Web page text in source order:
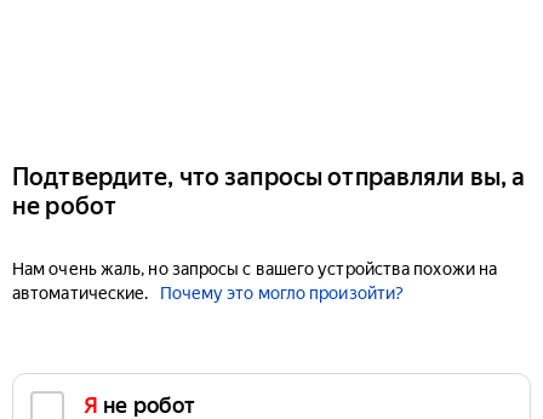
Подтвердите, что запросы отправляли вы, а
не робот
Нам очень жаль, но запросы с вашего устройства похожи на
автоматические.
Почему это могло произойти?
Я не робот